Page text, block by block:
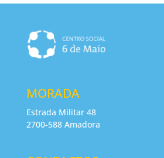
MORADA
Estrada Militar 48
2700-588 Amadora